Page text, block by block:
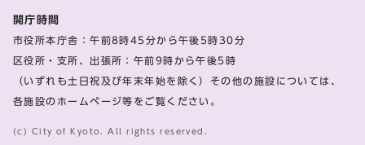
開庁時間
市役所本庁舎：午前8時45分から午後5時30分
区役所・支所、出張所：午前9時から午後5時
（いずれも土日祝及び年末年始を除く）その他の施設については、
各施設のホームページ等をご覧ください。
(c) City of Kyoto. All rights reserved.